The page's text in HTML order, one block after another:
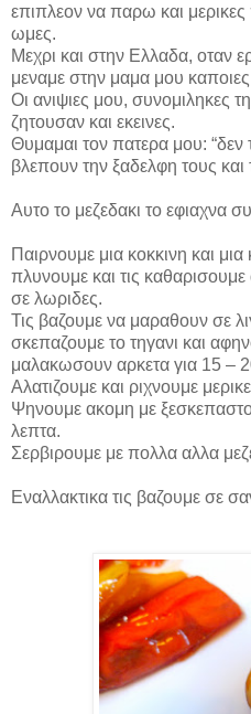
επιπλεον να παρω και
ωμες.
Μεχρι και στην Ελλαδα, οταν
μεναμε στην μαμα μου καποιες
Οι ανιψιες μου, συνομιληκες
ζητουσαν και εκεινες.
Θυμαμαι τον πατερα μου:
βλεπουν την ξαδελφη τους και
Αυτο το μεζεδακι το εφιαχνα
Παιρνουμε μια κοκκινη και μια
πλυνουμε και τις
σε λωριδες.
Τις βαζουμε να μαραθουν σε
σκεπαζουμε το τηγανι και
μαλακωσουν αρκετα για 15 –
Αλατιζουμε και ριχνουμε
Ψηνουμε ακομη με ξεσκεπαστο
λεπτα.
Σερβιρουμε με πολλα αλλα
Εναλλακτικα τις βαζουμε σε